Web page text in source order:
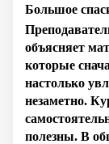
Большое
объясняет
которые
настолько
незаметно.
полезны. В